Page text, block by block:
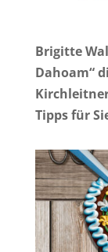
Brigitte
Dahoam“
Tipps für